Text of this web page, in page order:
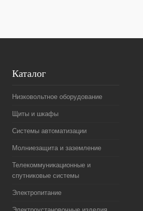
Каталог
Низковольтное оборудование
Щиты и шкафы
Системы автоматизации
Молниезащита и заземление
Телекоммуникационные и
спутниковые системы
Электропитание